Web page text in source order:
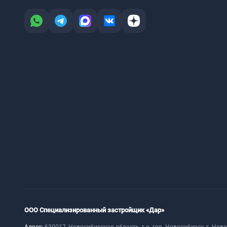
ООО Специализированный застройщик «Дар»